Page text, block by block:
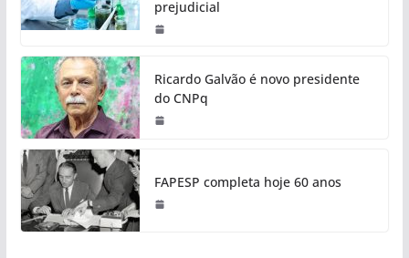
prejudicial
Ricardo Galvão é novo presidente
do CNPq
FAPESP completa hoje 60 anos